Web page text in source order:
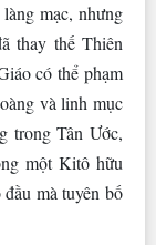
mạc, nhưng
thay thế Thiên
có thể phạm
và linh mục
trong Tân Ước,
một Kitô hữu
mà tuyên bố